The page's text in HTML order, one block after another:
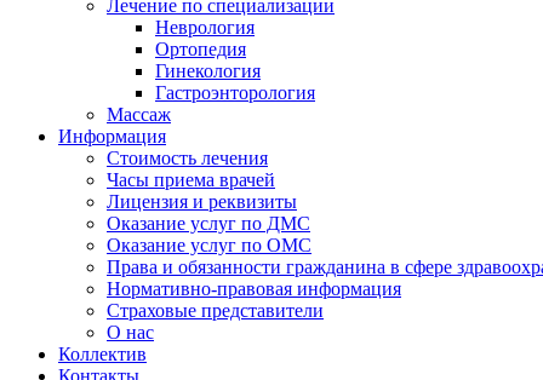
Лечение по специализации
Неврология
Ортопедия
Гинекология
Гастроэнторология
Массаж
Информация
Стоимость лечения
Часы приема врачей
Лицензия и реквизиты
Оказание услуг по ДМС
Оказание услуг по ОМС
Права и обязанности гражданина в сфере
Нормативно-правовая информация
Страховые представители
О нас
Коллектив
Контакты